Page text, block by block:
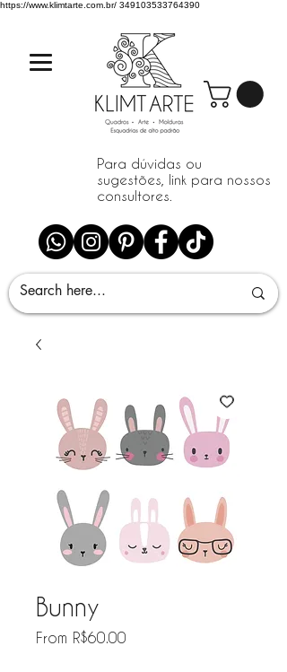
https://www.klimtarte.com.br/ 349103533764390
Para dúvidas ou
sugestões, link para nossos
consultores.
Bunny
From R$60.00